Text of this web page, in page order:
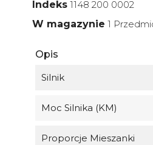
Indeks 1148 200 0002
W magazynie 1
Opis
Silnik
Moc Silnika (KM)
Proporcje Mieszanki